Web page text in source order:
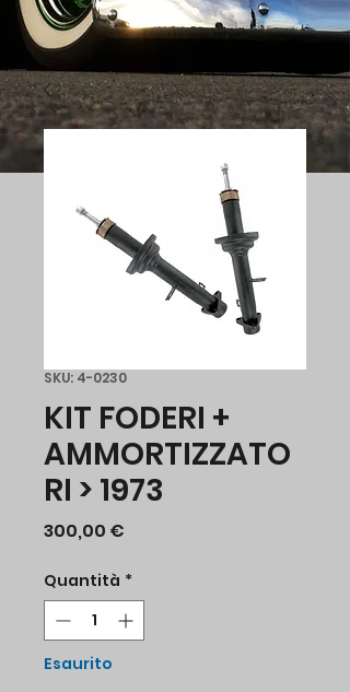
SKU: 4-0230
KIT FODERI +
AMMORTIZZATO
RI > 1973
300,00 €
Quantità *
Esaurito